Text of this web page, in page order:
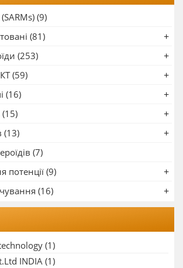
(9)
(81)
(253)
(59)
(16)
(13)
(7)
потенції (9)
(16)
(1)
INDIA (1)